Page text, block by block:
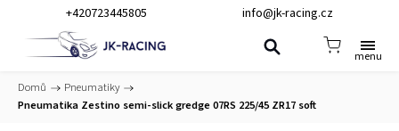
+420723445805 info@jk-racing.cz
Domů / Pneumatiky /
Pneumatika Zestino semi-slick gredge 07RS 225/45 ZR17 soft